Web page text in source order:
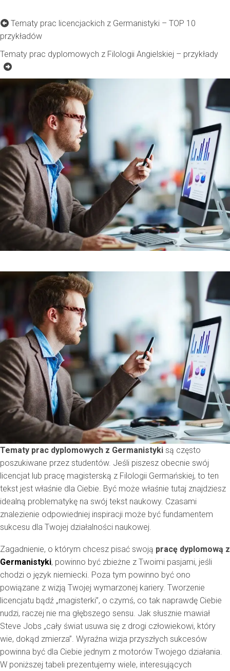
Tematy prac licencjackich z Germanistyki – TOP 10
przykładów
Tematy prac dyplomowych z Filologii Angielskiej – przykłady
Tematy prac dyplomowych z Germanistyki są często
poszukiwane przez studentów. Jeśli piszesz obecnie swój
licencjat lub pracę magisterską z Filologii Germańskiej, to ten
tekst jest właśnie dla Ciebie. Być może właśnie tutaj znajdziesz
idealną problematykę na swój tekst naukowy. Czasami
znalezienie odpowiedniej inspiracji może być fundamentem
sukcesu dla Twojej działalności naukowej.
Zagadnienie, o którym chcesz pisać swoją pracę dyplomową z
Germanistyki, powinno być zbieżne z Twoimi pasjami, jeśli
chodzi o język niemiecki. Poza tym powinno być ono
powiązane z wizją Twojej wymarzonej kariery. Tworzenie
licencjatu bądź „magisterki”, o czymś, co tak naprawdę Ciebie
nudzi, raczej nie ma głębszego sensu. Jak słusznie mawiał
Steve Jobs „cały świat usuwa się z drogi człowiekowi, który
wie, dokąd zmierza”. Wyraźna wizja przyszłych sukcesów
powinna być dla Ciebie jednym z motorów Twojego działania.
W poniższej tabeli prezentujemy wiele, interesujących